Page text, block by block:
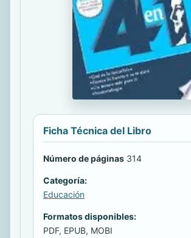
Ficha Técnica del Libro
Número de páginas 314
Categoría:
Educación
Formatos disponibles:
PDF, EPUB, MOBI